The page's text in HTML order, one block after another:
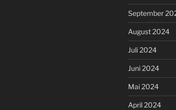
September
August 2024
Juli 2024
Juni 2024
Mai 2024
April 2024